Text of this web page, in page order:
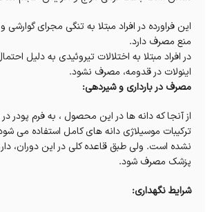
این فراورده در افراد مبتلا به تنگی مجرای گوارشی
منع مصرف دارد.
در افراد مبتلا به اختلالات تیروئیدی به دلیل
اینولات در قدومه، مصرف نشود.
مصرف در بارداری و شیردهی:
از آنجا که دانه ها در این محصول ، به فرم پودر در
ترکیبات موسیلاژی دانه های کامل استفاده می
نشده است. ولی طبق قاعده کلی در این دوران،
پزشک مصرف شود.
شرایط نگهداری: